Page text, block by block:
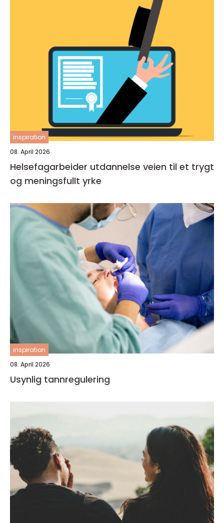
inspiration
08. April 2026
Helsefagarbeider utdannelse veien til et trygt
og meningsfullt yrke
inspiration
08. April 2026
Usynlig tannregulering